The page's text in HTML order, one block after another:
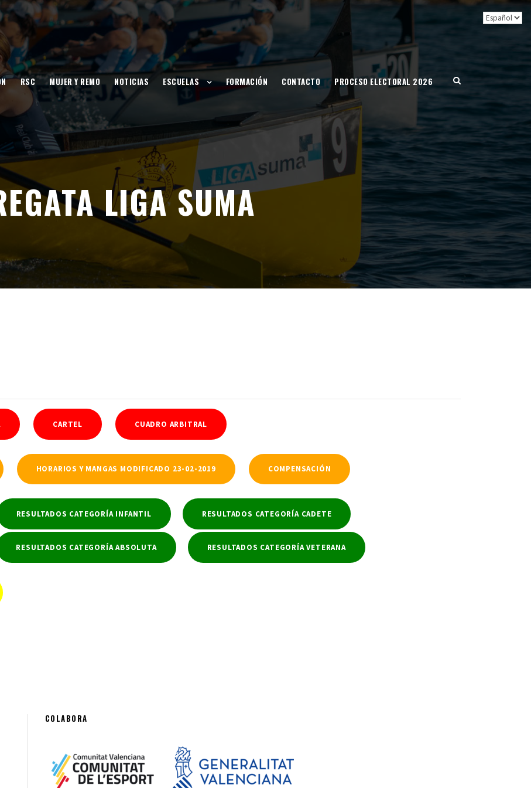
RSC MUJER Y REMO NOTICIAS ESCUELAS FORMACIÓN CONTACTO PROCESO ELECTORAL 2026
LIGA SUMA
CARTEL CUADRO ARBITRAL
HORARIOS Y MANGAS MODIFICADO 23-02-2019 COMPENSACIÓN
RESULTADOS CATEGORÍA INFANTIL RESULTADOS CATEGORÍA CADETE
RESULTADOS CATEGORÍA ABSOLUTA RESULTADOS CATEGORÍA VETERANA
COLABORA